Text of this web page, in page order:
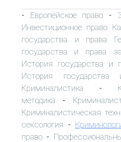
- Европейское право -
Инвестиционное право
государства и права
государства и права
История государства и
История
Криминалистика -
методика -
Криминалистическая
сексология -
право -